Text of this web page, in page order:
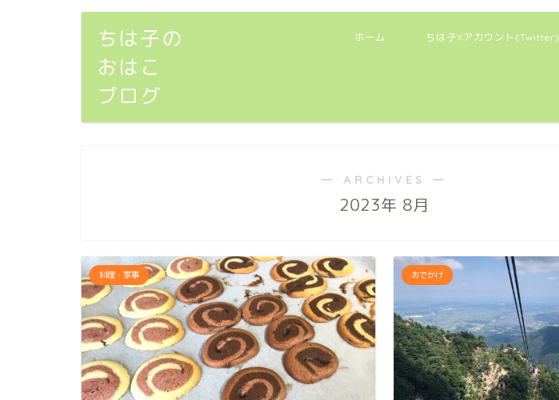
ちは子の
おはこ
ブログ
ホーム ちは子Xアカウント(Twitter)
― ARCHIVES ―
2023年 8月
料理・家事 おでかけ